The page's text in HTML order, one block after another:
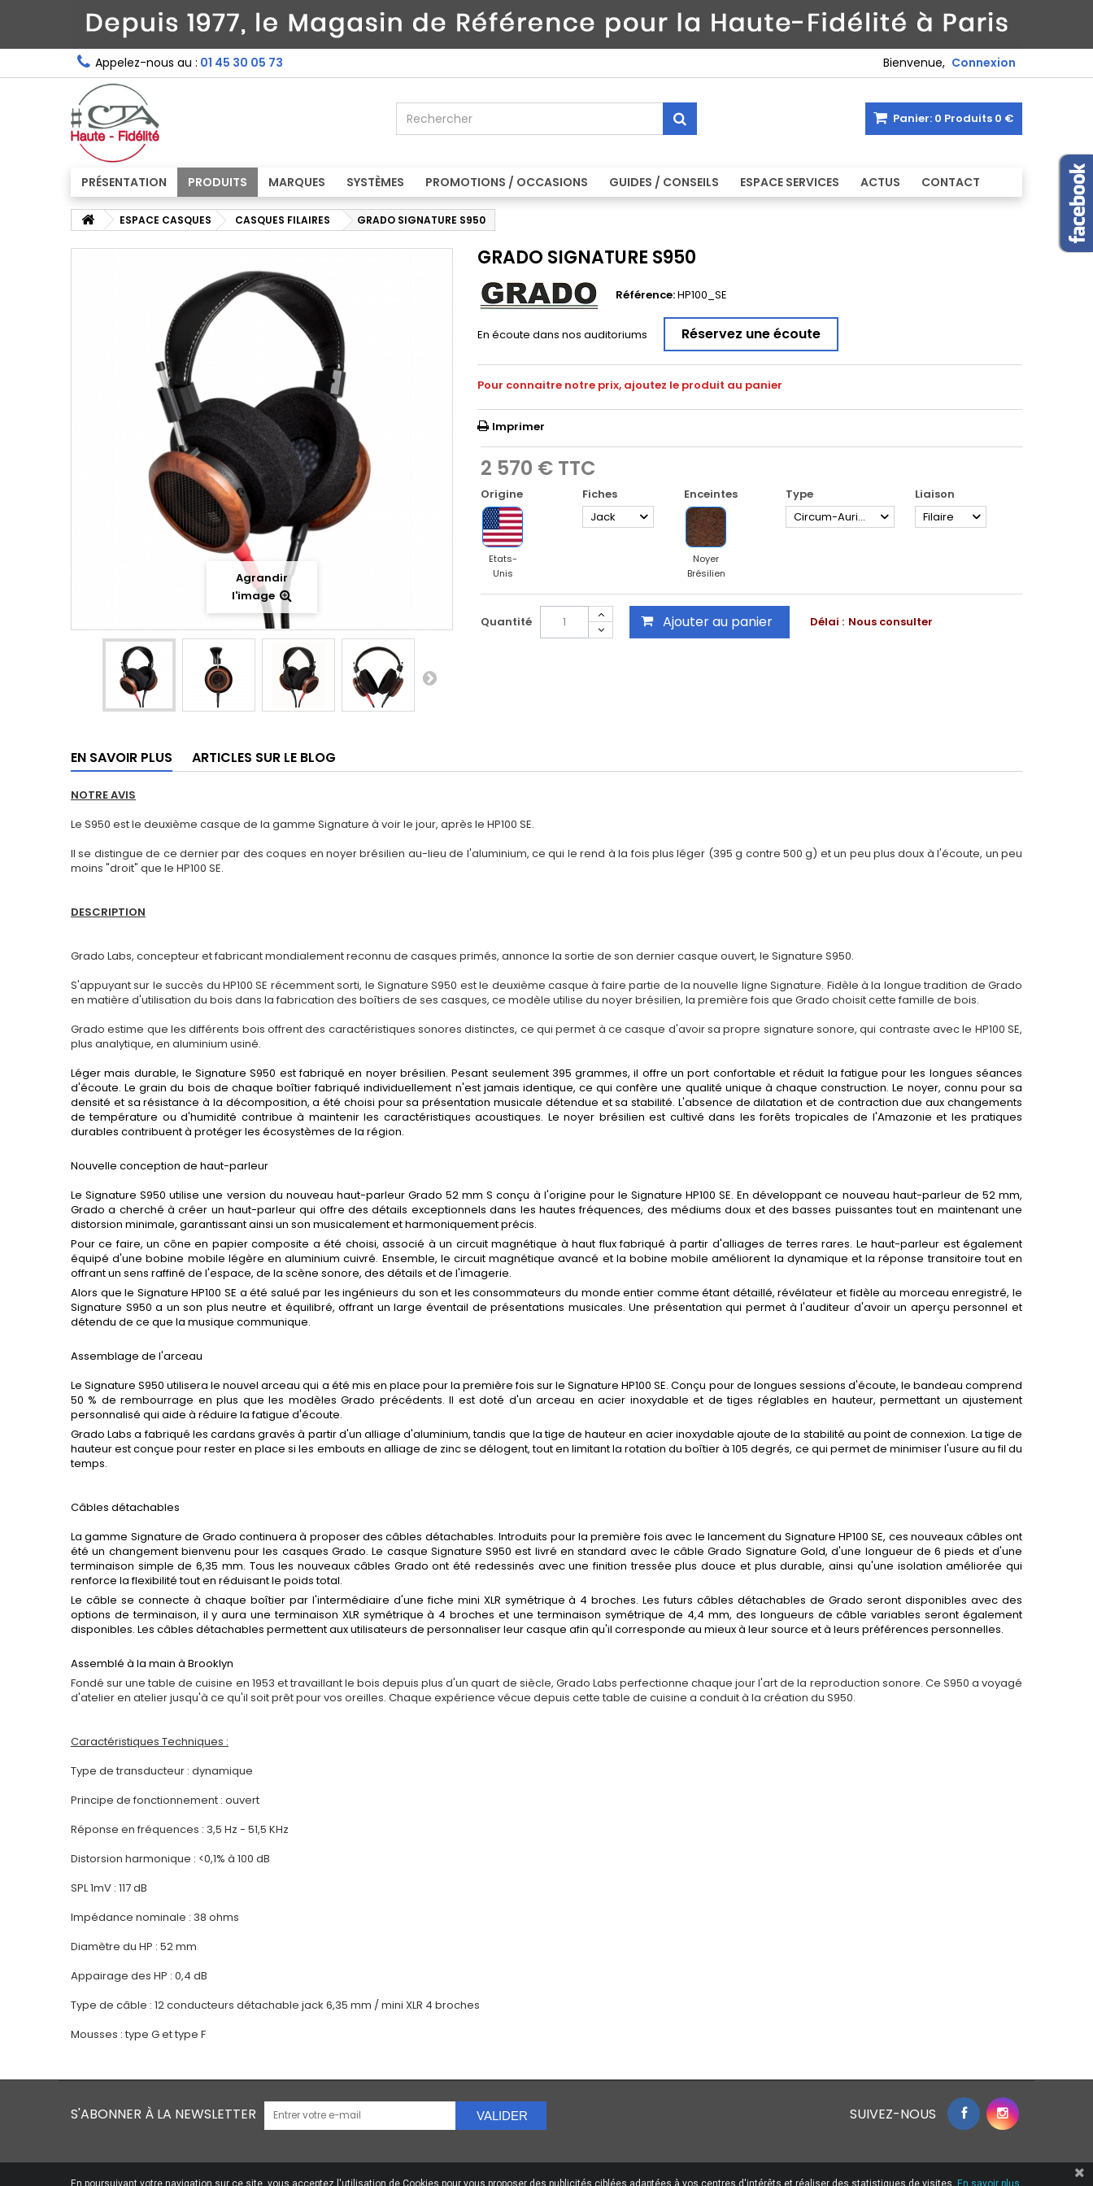
Bienvenue, Connexion
Appelez-nous au : 01 45 30 05 73
Panier: 0 Produits 0 €
PRÉSENTATION PRODUITS MARQUES SYSTÈMES PROMOTIONS / OCCASIONS GUIDES / CONSEILS ESPACE SERVICES ACTUS CONTACT
ESPACE CASQUES CASQUES FILAIRES GRADO SIGNATURE S950
Agrandir
l'image
GRADO SIGNATURE S950
Référence:HP100_SE
En écoute dans nos auditoriums Réservez une écoute
Pour connaitre notre prix, ajoutez le produit au panier
Imprimer
2 570 € TTC
Origine
Etats-
Unis
Fiches
Jack
Enceintes
Noyer
Brésilien
Type
Circum-Auriculaire
Liaison
Filaire
Quantité Ajouter au panier Délai : Nous consulter
EN SAVOIR PLUS ARTICLES SUR LE BLOG
NOTRE AVIS
Le S950 est le deuxième casque de la gamme Signature à voir le jour, après le HP100 SE.
Il se distingue de ce dernier par des coques en noyer brésilien au-lieu de l'aluminium, ce qui le rend à la fois plus léger (395 g contre 500 g) et un peu plus doux à l'écoute, un peu
moins "droit" que le HP100 SE.
DESCRIPTION
Grado Labs, concepteur et fabricant mondialement reconnu de casques primés, annonce la sortie de son dernier casque ouvert, le Signature S950.
S'appuyant sur le succès du HP100 SE récemment sorti, le Signature S950 est le deuxième casque à faire partie de la nouvelle ligne Signature. Fidèle à la longue tradition de Grado
en matière d'utilisation du bois dans la fabrication des boîtiers de ses casques, ce modèle utilise du noyer brésilien, la première fois que Grado choisit cette famille de bois.
Grado estime que les différents bois offrent des caractéristiques sonores distinctes, ce qui permet à ce casque d'avoir sa propre signature sonore, qui contraste avec le HP100 SE,
plus analytique, en aluminium usiné.
Léger mais durable, le Signature S950 est fabriqué en noyer brésilien. Pesant seulement 395grammes, il offre un port confortable et réduit la fatigue pour les longues séances
d'écoute. Le grain du bois de chaque boîtier fabriqué individuellement n'est jamais identique, ce qui confère une qualité unique à chaque construction. Le noyer, connu pour sa
densité et sa résistance à la décomposition, a été choisi pour sa présentation musicale détendue et sa stabilité. L'absence de dilatation et de contraction due aux changements
de température ou d'humidité contribue à maintenir les caractéristiques acoustiques. Le noyer brésilien est cultivé dans les forêts tropicales de l'Amazonie et les pratiques
durables contribuent à protéger les écosystèmes de la région.
Nouvelle conception de haut-parleur
Le Signature S950 utilise une version du nouveau haut-parleur Grado 52 mm S conçu à l'origine pour le Signature HP100 SE. En développant ce nouveau haut-parleur de 52 mm,
Grado a cherché à créer un haut-parleur qui offre des détails exceptionnels dans les hautes fréquences, des médiums doux et des basses puissantes tout en maintenant une
distorsion minimale, garantissant ainsi un son musicalement et harmoniquement précis.
Pour ce faire, un cône en papier composite a été choisi, associé à un circuit magnétique à haut flux fabriqué à partir d'alliages de terres rares. Le haut-parleur est également
équipé d'une bobine mobile légère en aluminium cuivré. Ensemble, le circuit magnétique avancé et la bobine mobile améliorent la dynamique et la réponse transitoire tout en
offrant un sens raffiné de l'espace, de la scène sonore, des détails et de l'imagerie.
Alors que le Signature HP100 SE a été salué par les ingénieurs du son et les consommateurs du monde entier comme étant détaillé, révélateur et fidèle au morceau enregistré, le
Signature S950 a un son plus neutre et équilibré, offrant un large éventail de présentations musicales. Une présentation qui permet à l'auditeur d'avoir un aperçu personnel et
détendu de ce que la musique communique.
Assemblage de l'arceau
Le Signature S950 utilisera le nouvel arceau qui a été mis en place pour la première fois sur le Signature HP100 SE. Conçu pour de longues sessions d'écoute, le bandeau comprend
50 % de rembourrage en plus que les modèles Grado précédents. Il est doté d'un arceau en acier inoxydable et de tiges réglables en hauteur, permettant un ajustement
personnalisé qui aide à réduire la fatigue d'écoute.
Grado Labs a fabriqué les cardans gravés à partir d'un alliage d'aluminium, tandis que la tige de hauteur en acier inoxydable ajoute de la stabilité au point de connexion. La tige de
hauteur est conçue pour rester en place si les embouts en alliage de zinc se délogent, tout en limitant la rotation du boîtier à 105 degrés, ce qui permet de minimiser l'usure au fil du
temps.
Câbles détachables
La gamme Signature de Grado continuera à proposer des câbles détachables. Introduits pour la première fois avec le lancement du Signature HP100 SE, ces nouveaux câbles ont
été un changement bienvenu pour les casques Grado. Le casque Signature S950 est livré en standard avec le câble Grado Signature Gold, d'une longueur de 6 pieds et d'une
terminaison simple de 6,35 mm. Tous les nouveaux câbles Grado ont été redessinés avec une finition tressée plus douce et plus durable, ainsi qu'une isolation améliorée qui
renforce la flexibilité tout en réduisant le poids total.
Le câble se connecte à chaque boîtier par l'intermédiaire d'une fiche mini XLR symétrique à 4 broches. Les futurs câbles détachables de Grado seront disponibles avec des
options de terminaison, il y aura une terminaison XLR symétrique à 4 broches et une terminaison symétrique de 4,4 mm, des longueurs de câble variables seront également
disponibles. Les câbles détachables permettent aux utilisateurs de personnaliser leur casque afin qu'il corresponde au mieux à leur source et à leurs préférences personnelles.
Assemblé à la main à Brooklyn
Fondé sur une table de cuisine en 1953 et travaillant le bois depuis plus d'un quart de siècle, Grado Labs perfectionne chaque jour l'art de la reproduction sonore. Ce S950 a voyagé
d'atelier en atelier jusqu'à ce qu'il soit prêt pour vos oreilles. Chaque expérience vécue depuis cette table de cuisine a conduit à la création du S950.
Caractéristiques Techniques :
Type de transducteur : dynamique
Principe de fonctionnement : ouvert
Réponse en fréquences : 3,5 Hz - 51,5 KHz
Distorsion harmonique : <0,1% à 100 dB
SPL 1mV : 117 dB
Impédance nominale : 38 ohms
Diamètre du HP : 52 mm
Appairage des HP : 0,4 dB
Type de câble : 12 conducteurs détachable jack 6,35 mm / mini XLR 4 broches
Mousses : type G et type F
S'ABONNER À LA NEWSLETTER VALIDER SUIVEZ-NOUS
En poursuivant votre navigation sur ce site, vous acceptez l'utilisation de Cookies pour vous proposer des publicités ciblées adaptées à vos centres d'intérêts et réaliser des statistiques de visites. En savoir plus.